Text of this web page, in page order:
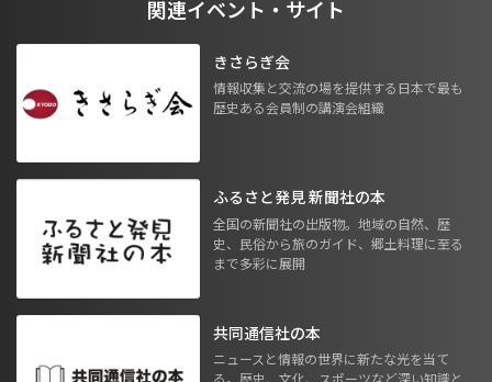
関連イベント・サイト
きさらぎ会
情報収集と交流の場を提供する日本で最も
歴史ある会員制の講演会組織
ふるさと発見 新聞社の本
全国の新聞社の出版物。地域の自然、歴
史、民俗から旅のガイド、郷土料理に至る
まで多彩に展開
共同通信社の本
ニュースと情報の世界に新たな光を当て